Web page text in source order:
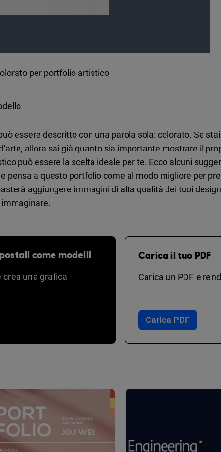
per portfolio artistico
essere descritto con una parola sola: colorato. Se
allora sai già quanto sia importante mostrare il
può essere la scelta ideale per te. Ecco alcuni
pensa a questo portfolio come al modo migliore per
aggiungere immagini di alta qualità dei tuoi
come modelli
crea una grafica
Carica il tuo PDF
Carica un PDF e
Carica PDF